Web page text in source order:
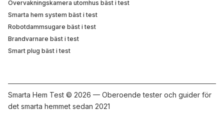
Övervakningskamera utomhus bäst i test
Smarta hem system bäst i test
Robotdammsugare bäst i test
Brandvarnare bäst i test
Smart plug bäst i test
Smarta Hem Test © 2026 — Oberoende tester och guider för
det smarta hemmet sedan 2021